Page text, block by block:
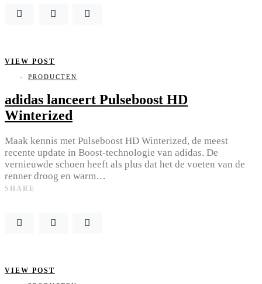
VIEW POST
PRODUCTEN
adidas lanceert Pulseboost HD
Winterized
Maak kennis met Pulseboost HD Winterized, de meest
recente update in Boost-technologie van adidas. De
vernieuwde schoen heeft als plus dat het de voeten van de
renner droog en warm…
SHARE
VIEW POST